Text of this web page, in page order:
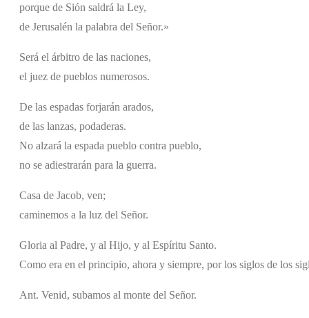
porque de Sión saldrá la Ley,
de Jerusalén la palabra del Señor.»
Será el árbitro de las naciones,
el juez de pueblos numerosos.
De las espadas forjarán arados,
de las lanzas, podaderas.
No alzará la espada pueblo contra pueblo,
no se adiestrarán para la guerra.
Casa de Jacob, ven;
caminemos a la luz del Señor.
Gloria al Padre, y al Hijo, y al Espíritu Santo.
Como era en el principio, ahora y siempre, por los siglos de los
Ant. Venid, subamos al monte del Señor.